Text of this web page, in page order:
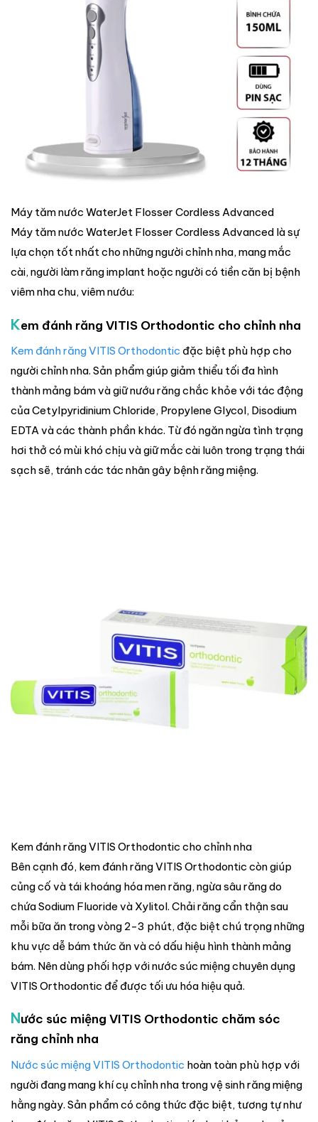
Máy tăm nước WaterJet Flosser Cordless Advanced
Máy tăm nước WaterJet Flosser Cordless Advanced là sự
lựa chọn tốt nhất cho những người chỉnh nha, mang mắc
cài, người làm răng implant hoặc người có tiền căn bị bệnh
viêm nha chu, viêm nướu:
Kem đánh răng VITIS Orthodontic cho chỉnh nha
Kem đánh răng VITIS Orthodontic đặc biệt phù hợp cho
người chỉnh nha. Sản phẩm giúp giảm thiểu tối đa hình
thành mảng bám và giữ nướu răng chắc khỏe với tác động
của Cetylpyridinium Chloride, Propylene Glycol, Disodium
EDTA và các thành phần khác. Từ đó ngăn ngừa tình trạng
hơi thở có mùi khó chịu và giữ mắc cài luôn trong trạng thái
sạch sẽ, tránh các tác nhân gây bệnh răng miệng.
Kem đánh răng VITIS Orthodontic cho chỉnh nha
Bên cạnh đó, kem đánh răng VITIS Orthodontic còn giúp
củng cố và tái khoáng hóa men răng, ngừa sâu răng do
chứa Sodium Fluoride và Xylitol. Chải răng cẩn thận sau
mỗi bữa ăn trong vòng 2-3 phút, đặc biệt chú trọng những
khu vực dễ bám thức ăn và có dấu hiệu hình thành mảng
bám. Nên dùng phối hợp với nước súc miệng chuyên dụng
VITIS Orthodontic để được tối ưu hóa hiệu quả.
Nước súc miệng VITIS Orthodontic chăm sóc
răng chỉnh nha
Nước súc miệng VITIS Orthodontic hoàn toàn phù hợp với
người đang mang khí cụ chỉnh nha trong vệ sinh răng miệng
hằng ngày. Sản phẩm có công thức đặc biệt, tương tự như